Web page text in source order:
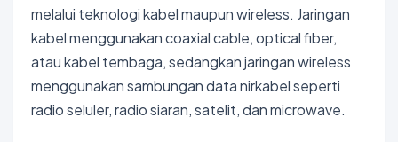
melalui teknologi kabel maupun wireless. Jaringan
kabel menggunakan coaxial cable, optical fiber,
atau kabel tembaga, sedangkan jaringan wireless
menggunakan sambungan data nirkabel seperti
radio seluler, radio siaran, satelit, dan microwave.